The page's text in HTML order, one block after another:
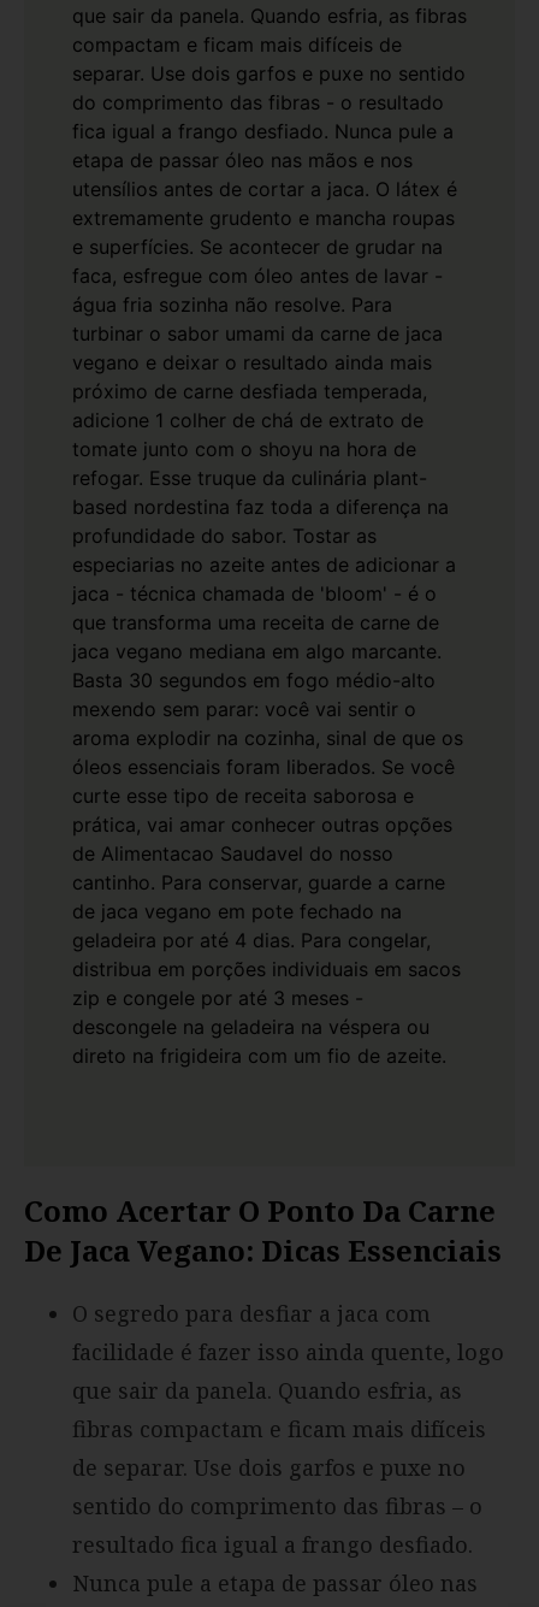
que sair da panela. Quando esfria, as fibras
compactam e ficam mais difíceis de
separar. Use dois garfos e puxe no sentido
do comprimento das fibras - o resultado
fica igual a frango desfiado. Nunca pule a
etapa de passar óleo nas mãos e nos
utensílios antes de cortar a jaca. O látex é
extremamente grudento e mancha roupas
e superfícies. Se acontecer de grudar na
faca, esfregue com óleo antes de lavar -
água fria sozinha não resolve. Para
turbinar o sabor umami da carne de jaca
vegano e deixar o resultado ainda mais
próximo de carne desfiada temperada,
adicione 1 colher de chá de extrato de
tomate junto com o shoyu na hora de
refogar. Esse truque da culinária plant-
based nordestina faz toda a diferença na
profundidade do sabor. Tostar as
especiarias no azeite antes de adicionar a
jaca - técnica chamada de 'bloom' - é o
que transforma uma receita de carne de
jaca vegano mediana em algo marcante.
Basta 30 segundos em fogo médio-alto
mexendo sem parar: você vai sentir o
aroma explodir na cozinha, sinal de que os
óleos essenciais foram liberados. Se você
curte esse tipo de receita saborosa e
prática, vai amar conhecer outras opções
de Alimentacao Saudavel do nosso
cantinho. Para conservar, guarde a carne
de jaca vegano em pote fechado na
geladeira por até 4 dias. Para congelar,
distribua em porções individuais em sacos
zip e congele por até 3 meses -
descongele na geladeira na véspera ou
direto na frigideira com um fio de azeite.
Como Acertar O Ponto Da Carne
De Jaca Vegano: Dicas Essenciais
O segredo para desfiar a jaca com
facilidade é fazer isso ainda quente, logo
que sair da panela. Quando esfria, as
fibras compactam e ficam mais difíceis
de separar. Use dois garfos e puxe no
sentido do comprimento das fibras – o
resultado fica igual a frango desfiado.
Nunca pule a etapa de passar óleo nas